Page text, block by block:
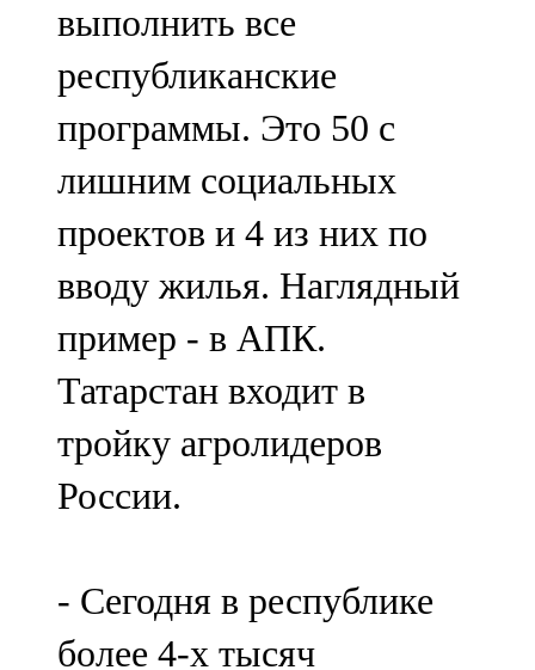
выполнить все
республиканские
программы. Это 50 с
лишним социальных
проектов и 4 из них по
вводу жилья. Наглядный
пример - в АПК.
Татарстан входит в
тройку агролидеров
России.
- Сегодня в республике
более 4-х тысяч